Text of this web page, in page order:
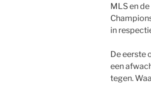
MLS en
in
De eerste
een
tegen.